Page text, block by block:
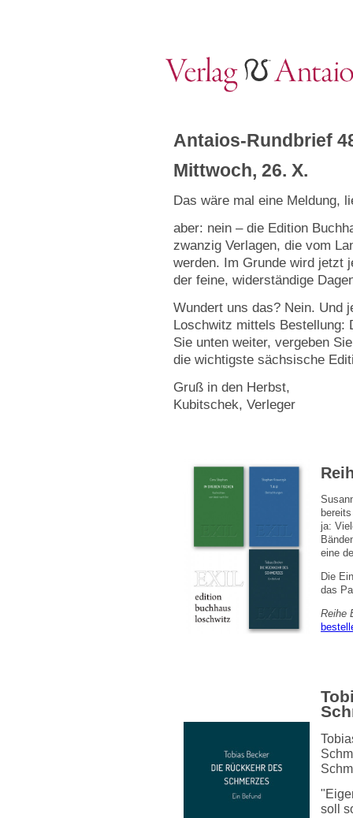
Antaios-Rundbrief
Mittwoch, 26. X.
Das wäre mal eine Meldung,
aber: nein – die Edition
zwanzig Verlagen, die vom
werden. Im Grunde wird jetzt
der feine, widerständige
Wundert uns das? Nein. Und
Loschwitz mittels Bestellung:
Sie unten weiter, vergeben
die wichtigste sächsische
Gruß in den Herbst,
Kubitschek, Verleger
ja:
eine
Die
das
Reihe
soll